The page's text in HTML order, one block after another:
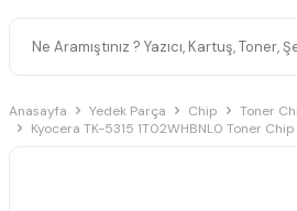
Anasayfa Yedek Parça Chip
Toner
Kyocera TK-5315 1T02WHBNL0 Toner Chip